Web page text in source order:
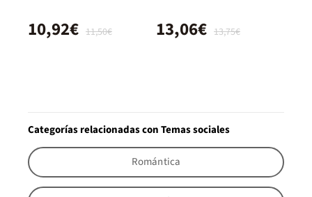
11,50€
10,92€ 13,75€
13,06€
Categorías relacionadas con Temas sociales
Romántica